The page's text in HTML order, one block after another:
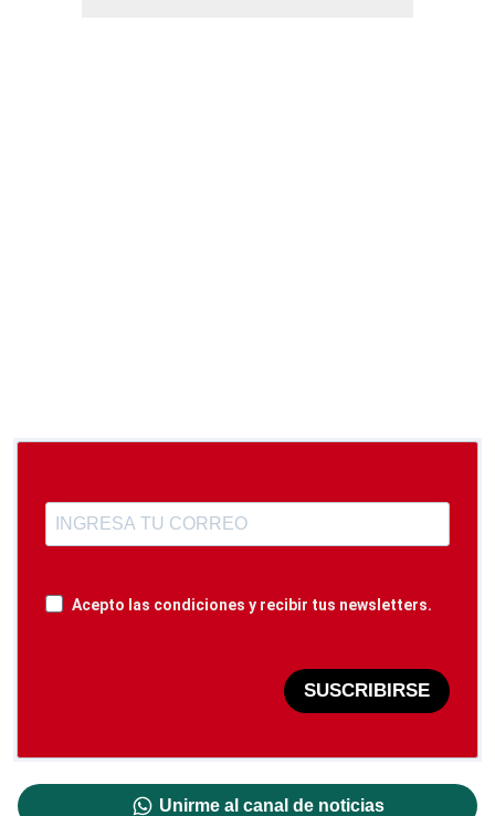
Acepto las condiciones y recibir tus newsletters.
SUSCRIBIRSE
Unirme al canal de noticias